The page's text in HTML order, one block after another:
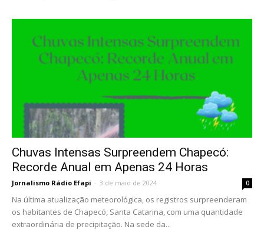
Chuvas Intensas Surpreendem Chapecó:
Recorde Anual em Apenas 24 Horas
Jornalismo Rádio Efapi - 3 de maio de 2024 0
Na última atualização meteorológica, os registros surpreenderam
os habitantes de Chapecó, Santa Catarina, com uma quantidade
extraordinária de precipitação. Na sede da...